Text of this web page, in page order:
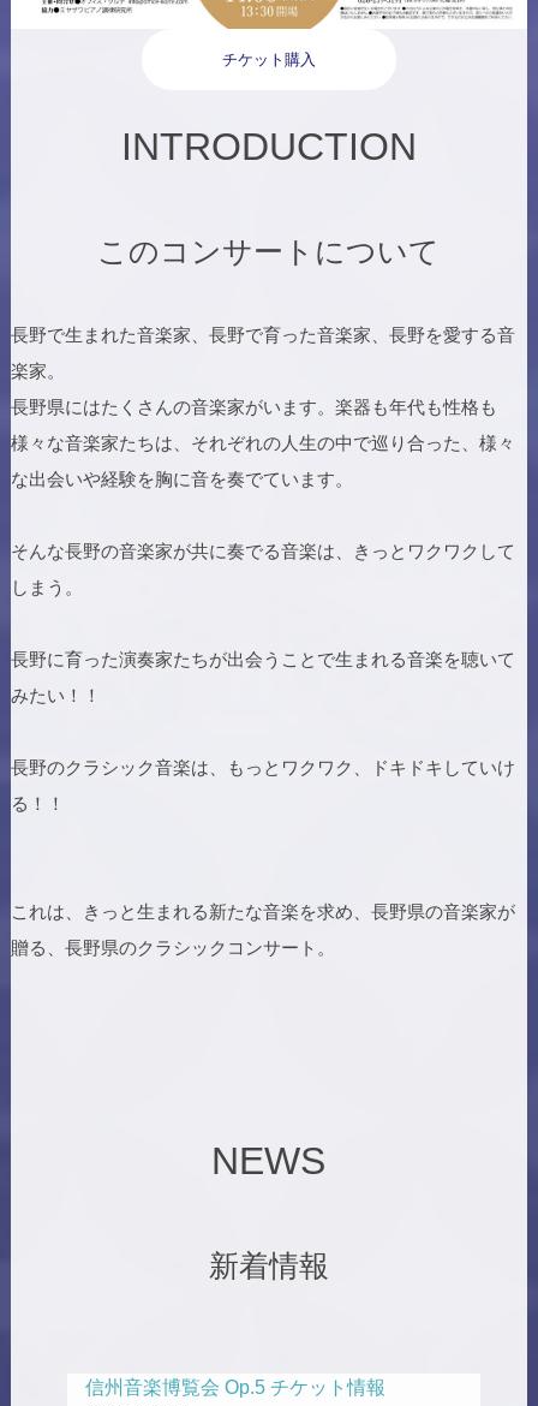
チケット購入
INTRODUCTION
このコンサートについて
長野で生まれた音楽家、長野で育った音楽家、長野を愛する音
楽家。
長野県にはたくさんの音楽家がいます。楽器も年代も性格も
様々な音楽家たちは、それぞれの人生の中で巡り合った、様々
な出会いや経験を胸に音を奏でています。
そんな長野の音楽家が共に奏でる音楽は、きっとワクワクして
しまう。
長野に育った演奏家たちが出会うことで生まれる音楽を聴いて
みたい！！
長野のクラシック音楽は、もっとワクワク、ドキドキしていけ
る！！
これは、きっと生まれる新たな音楽を求め、長野県の音楽家が
贈る、長野県のクラシックコンサート。
NEWS
新着情報
信州音楽博覧会 Op.5 チケット情報